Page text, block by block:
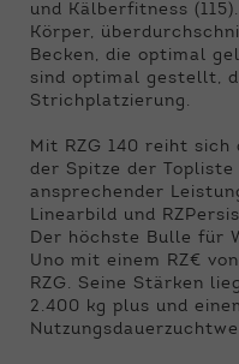
und Kälberfitness
Körper,
Becken, die optimal
sind optimal gestellt,
Strichplatzierung.
Mit RZG 140 reiht sich
der Spitze der Topliste
ansprechender
Linearbild und
Der höchste Bulle für
Uno mit einem RZ€
RZG. Seine Stärken
2.400 kg plus und